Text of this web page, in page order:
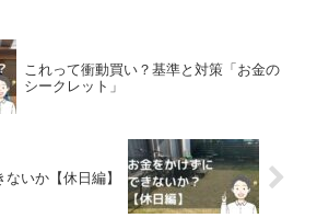
これって衝動買い？基準と対策「お金の
シークレット」
いか【休日編】